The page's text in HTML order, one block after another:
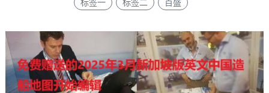
标签一 标签二 百盛